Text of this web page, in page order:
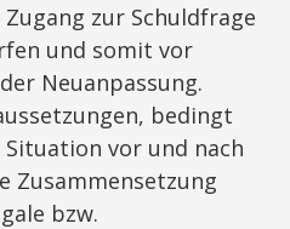
zur Schuldfrage
und somit vor
Neuanpassung.
bedingt
vor und nach
Zusammensetzung
bzw.